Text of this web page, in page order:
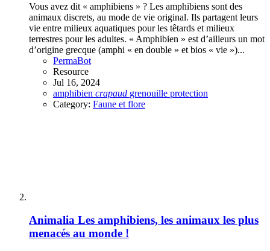
Vous avez dit « amphibiens » ? Les amphibiens sont des
animaux discrets, au mode de vie original. Ils partagent leurs
vie entre milieux aquatiques pour les têtards et milieux
terrestres pour les adultes. « Amphibien » est d’ailleurs un mot
d’origine grecque (amphi « en double » et bios « vie »)...
PermaBot
Resource
Jul 16, 2024
amphibien crapaud grenouille protection
Category: Faune et flore
Animalia Les amphibiens, les animaux les plus
menacés au monde !